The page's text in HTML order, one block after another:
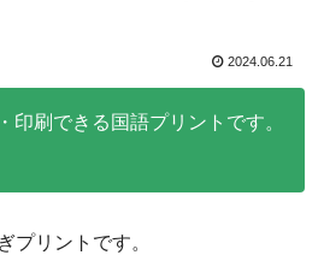
2024.06.21
印刷できる国語プリントです。
プリントです。